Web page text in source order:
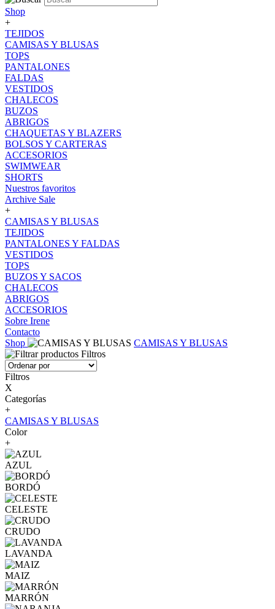
Shop
+
TEJIDOS
CAMISAS Y BLUSAS
TOPS
PANTALONES
FALDAS
VESTIDOS
CHALECOS
BUZOS
ABRIGOS
CHAQUETAS Y BLAZERS
BOLSOS Y CARTERAS
ACCESORIOS
SWIMWEAR
SHORTS
Nuestros favoritos
Archive Sale
+
CAMISAS Y BLUSAS
TEJIDOS
PANTALONES Y FALDAS
VESTIDOS
TOPS
BUZOS Y SACOS
CHALECOS
ABRIGOS
ACCESORIOS
Sobre Irene
Contacto
Shop
CAMISAS Y BLUSAS
Filtros
Filtros
X
Categorías
+
CAMISAS Y BLUSAS
Color
+
AZUL
BORDÓ
CELESTE
CRUDO
LAVANDA
MAIZ
MARRÓN